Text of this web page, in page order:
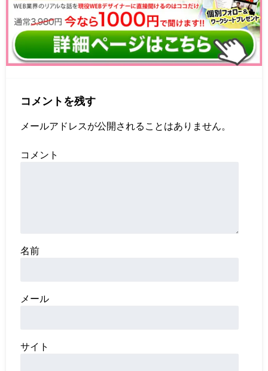
コメントを残す
メールアドレスが公開されることはありません。
コメント
名前
メール
サイト